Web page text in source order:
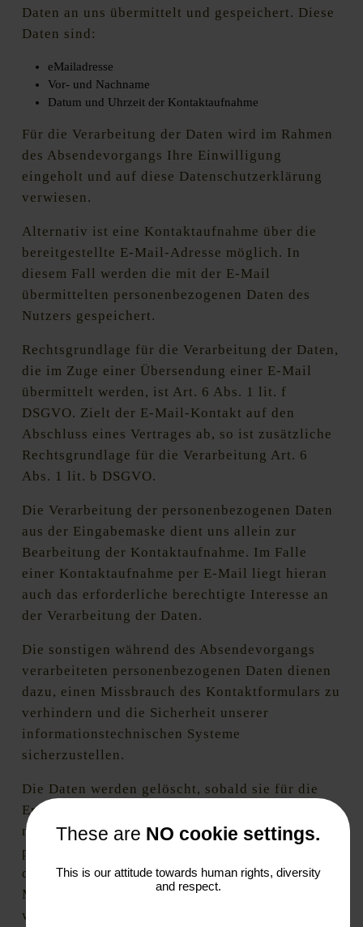
Daten an uns übermittelt und gespeichert. Diese
Daten sind:
eMailadresse
Vor- und Nachname
Datum und Uhrzeit der Kontaktaufnahme
Für die Verarbeitung der Daten wird im Rahmen
des Absendevorgangs Ihre Einwilligung
eingeholt und auf diese Datenschutzerklärung
verwiesen.
Alternativ ist eine Kontaktaufnahme über die
bereitgestellte E-Mail-Adresse möglich. In
diesem Fall werden die mit der E-Mail
übermittelten personenbezogenen Daten des
Nutzers gespeichert.
Rechtsgrundlage für die Verarbeitung der Daten,
die im Zuge einer Übersendung einer E-Mail
übermittelt werden, ist Art. 6 Abs. 1 lit. f
DSGVO. Zielt der E-Mail-Kontakt auf den
Abschluss eines Vertrages ab, so ist zusätzliche
Rechtsgrundlage für die Verarbeitung Art. 6
Abs. 1 lit. b DSGVO.
Die Verarbeitung der personenbezogenen Daten
aus der Eingabemaske dient uns allein zur
Bearbeitung der Kontaktaufnahme. Im Falle
einer Kontaktaufnahme per E-Mail liegt hieran
auch das erforderliche berechtigte Interesse an
der Verarbeitung der Daten.
Die sonstigen während des Absendevorgangs
verarbeiteten personenbezogenen Daten dienen
dazu, einen Missbrauch des Kontaktformulars zu
verhindern und die Sicherheit unserer
informationstechnischen Systeme
sicherzustellen.
Die Daten werden gelöscht, sobald sie für die
Erreichung des Zweckes ihrer Erhebung nicht
mehr erforderlich sind. Für die
personenbezogenen Daten aus der Eingabemaske
des Kontaktformulars und diejenigen, die per E-
Mail übersandt wurden, ist dies dann der Fall,
wenn die jeweilige Konversation mit dem Nutzer
These are NO cookie settings.
This is our attitude towards human rights, diversity
and respect.